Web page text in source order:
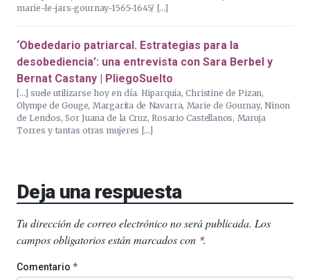
marie-le-jars-gournay-1565-1645/ […]
‘Obededario patriarcal. Estrategias para la
desobediencia’: una entrevista con Sara Berbel y
Bernat Castany | PliegoSuelto
[…] suele utilizarse hoy en día. Hiparquia, Christine de Pizan,
Olympe de Gouge, Margarita de Navarra, Marie de Gournay, Ninon
de Lenclos, Sor Juana de la Cruz, Rosario Castellanos, Maruja
Torres y tantas otras mujeres […]
Deja una respuesta
Tu dirección de correo electrónico no será publicada. Los
campos obligatorios están marcados con *.
Comentario *